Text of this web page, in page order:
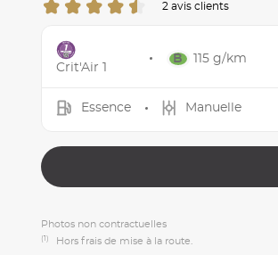
2 avis clients
Crit'Air 1
115 g/km
Essence Manuelle
Photos non contractuelles
(1) Hors frais de mise à la route.